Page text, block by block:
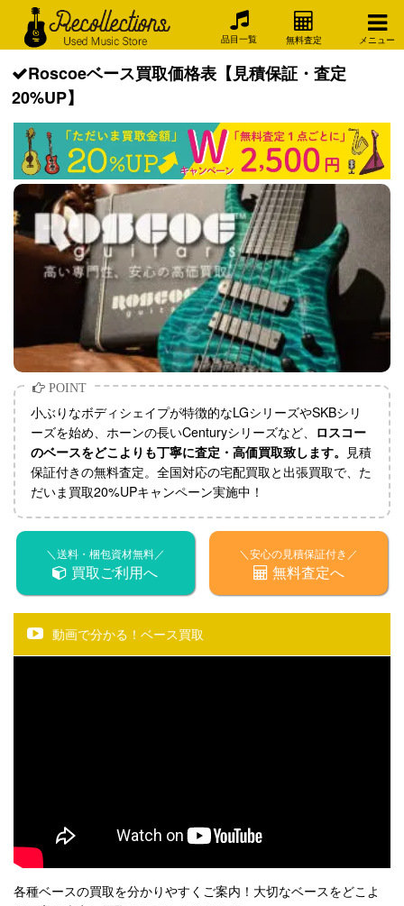
品目一覧 無料査定 メニュー
Roscoeベース買取価格表【見積保証・査定
20%UP】
小ぶりなボディシェイプが特徴的なLGシリーズやSKBシリ
ーズを始め、ホーンの長いCenturyシリーズなど、 ロスコー
のベースをどこよりも丁寧に査定・高価買取致します。 見積
保証付きの無料査定。全国対応の宅配買取と出張買取で、た
だいま買取20%UPキャンペーン実施中！
＼送料・梱包資材無料／
買取ご利用へ
＼安心の見積保証付き／
無料査定へ
動画で分かる！ベース買取
各種ベースの買取を分かりやすくご案内！大切なベースをどこよ